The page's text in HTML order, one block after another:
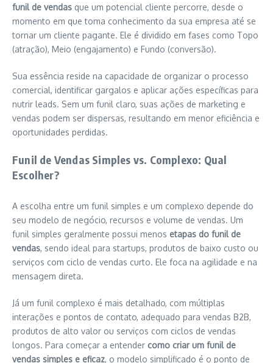
funil de vendas que um potencial cliente percorre, desde o
momento em que toma conhecimento da sua empresa até se
tornar um cliente pagante. Ele é dividido em fases como Topo
(atração), Meio (engajamento) e Fundo (conversão).
Sua essência reside na capacidade de organizar o processo
comercial, identificar gargalos e aplicar ações específicas para
nutrir leads. Sem um funil claro, suas ações de marketing e
vendas podem ser dispersas, resultando em menor eficiência e
oportunidades perdidas.
Funil de Vendas Simples vs. Complexo: Qual
Escolher?
A escolha entre um funil simples e um complexo depende do
seu modelo de negócio, recursos e volume de vendas. Um
funil simples geralmente possui menos etapas do funil de
vendas, sendo ideal para startups, produtos de baixo custo ou
serviços com ciclo de vendas curto. Ele foca na agilidade e na
mensagem direta.
Já um funil complexo é mais detalhado, com múltiplas
interações e pontos de contato, adequado para vendas B2B,
produtos de alto valor ou serviços com ciclos de vendas
longos. Para começar a entender como criar um funil de
vendas simples e eficaz, o modelo simplificado é o ponto de